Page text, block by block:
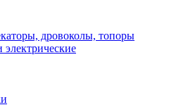
дровоколы, топоры
электрические